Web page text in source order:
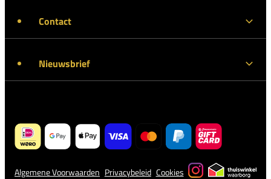
Contact
Nieuwsbrief
Algemene Voorwaarden Privacybeleid Cookies